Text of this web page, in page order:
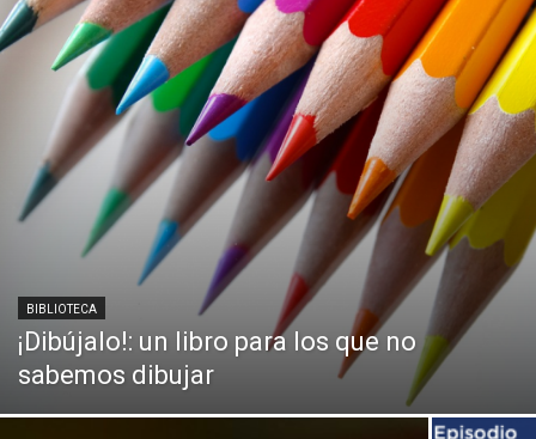
BIBLIOTECA
¡Dibújalo!: un libro para los que no
sabemos dibujar